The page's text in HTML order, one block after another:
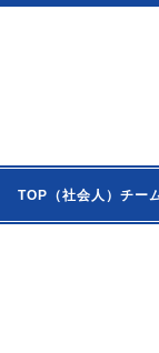
TOP（社会人）チー